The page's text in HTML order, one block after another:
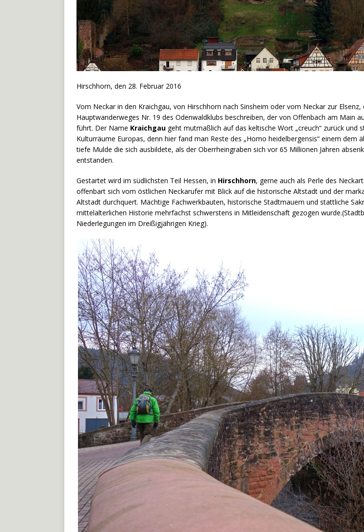
Hirschhorn, den 28. Februar 2016
Vom Neckar in den Kraichgau, von Hirschhorn nach Sinsheim oder vom Neckar zur
Hauptwanderweges Nr. 19 des Odenwaldklubs beschreiben, der von Offenbach am Main
führt. Der Name Kraichgau geht mutmaßlich auf das keltische Wort „creuch“ zurück
Kulturräume Europas, denn hier fand man Reste des „Homo heidelbergensis“ einem
tiefe Mulde die sich ausbildete, als der Oberrheingraben sich vor 65 Millionen Jahren
entstanden.
Gestartet wird im südlichsten Teil Hessen, in Hirschhorn, gerne auch als Perle des
offenbart sich vom östlichen Neckarufer mit Blick auf die historische Altstadt und der
Altstadt durchquert. Mächtige Fachwerkbauten, historische Stadtmauern und stattliche
mittelalterlichen Historie mehrfachst schwerstens in Mitleidenschaft gezogen
Niederlegungen im Dreißigjährigen Krieg).